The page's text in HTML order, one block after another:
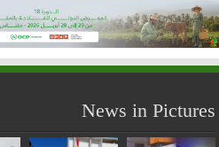
News in Pictures